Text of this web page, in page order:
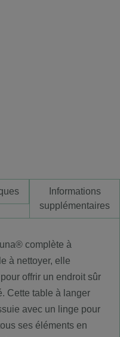
Informations
supplémentaires
complète à
à nettoyer, elle
offrir un endroit sûr
Cette table à langer
avec un linge pour
ses éléments en